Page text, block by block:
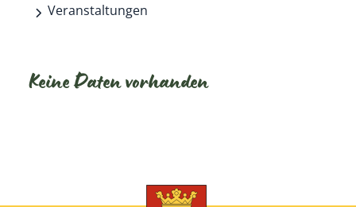
Veranstaltungen
Keine Daten vorhanden